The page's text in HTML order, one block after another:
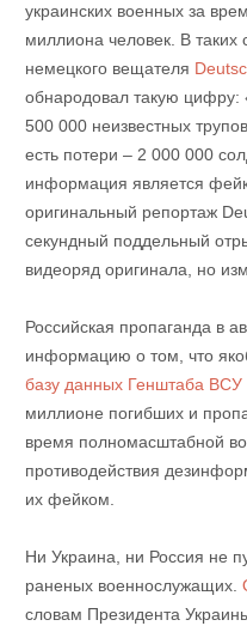
украинских военных за
миллиона человек. В
немецкого вещателя
обнародовал такую ​​цифру:
500 000 неизвестных
есть потери – 2 000 000
информация является
оригинальный репортаж
секундный поддельный
видеоряд оригинала, но
Российская пропаганда в
информацию о том, что
базу данных Генштаба ВСУ
миллионе погибших и
время полномасштабной
противодействия
их фейком.
Ни Украина, ни Россия не
раненых военнослужащих.
словам Президента